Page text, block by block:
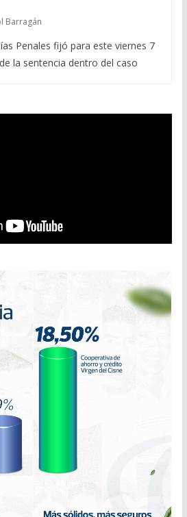
Barragán
Penales fijó para este viernes 7
la sentencia dentro del caso